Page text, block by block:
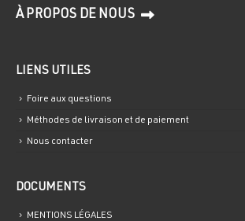
À PROPOS DE NOUS
LIENS UTILES
Foire aux questions
Méthodes de livraison et de paiement
Nous contacter
DOCUMENTS
MENTIONS LÉGALES